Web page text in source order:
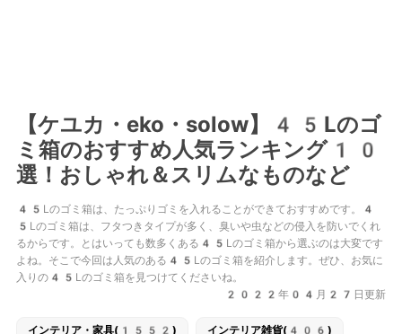
【ケユカ・eko・solow】45Lのゴ
ミ箱のおすすめ人気ランキング10
選！おしゃれ＆スリムなものなど
45Lのゴミ箱は、たっぷりゴミを入れることができておすすめです。4
5Lのゴミ箱は、フタつきタイプが多く、臭いや虫などの侵入を防いでくれ
るからです。とはいっても数多くある45Lのゴミ箱から選ぶのは大変です
よね。そこで今回は人気のある45Lのゴミ箱を紹介します。ぜひ、お気に
入りの45Lのゴミ箱を見つけてくださいね。
2022年04月27日更新
インテリア・家具(1552) インテリア雑貨(406)